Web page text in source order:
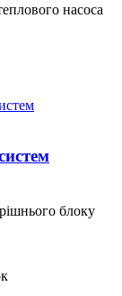
насоса
блоку